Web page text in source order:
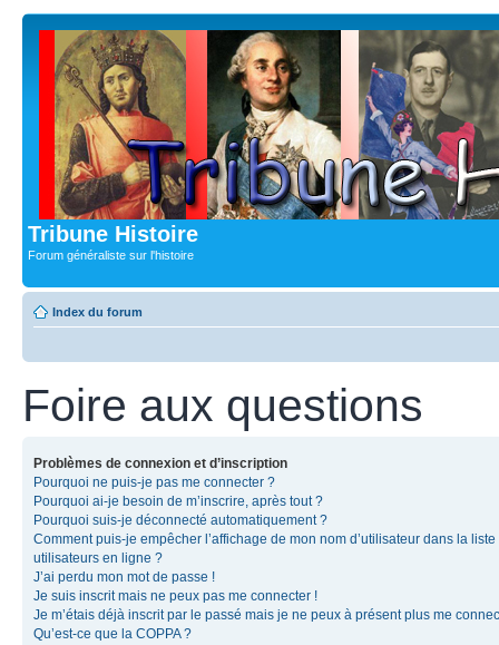
Tribune Histoire
Forum généraliste sur l'histoire
Index du forum
Foire aux questions
Problèmes de connexion et d’inscription
Pourquoi ne puis-je pas me connecter ?
Pourquoi ai-je besoin de m’inscrire, après tout ?
Pourquoi suis-je déconnecté automatiquement ?
Comment puis-je empêcher l’affichage de mon nom d’utilisateur dans la liste
utilisateurs en ligne ?
J’ai perdu mon mot de passe !
Je suis inscrit mais ne peux pas me connecter !
Je m’étais déjà inscrit par le passé mais je ne peux à présent plus me
Qu’est-ce que la COPPA ?